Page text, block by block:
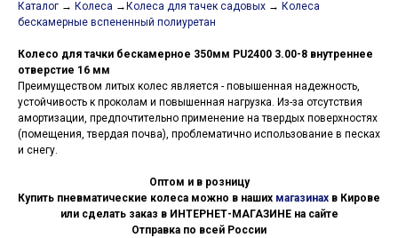
Каталог → Колеса → Колеса для тачек садовых → Колеса
бескамерные вспененный полиуретан
Колесо для тачки бескамерное 350мм PU2400 3.00-8 внутреннее
отверстие 16 мм
Преимуществом литых колес является - повышенная надежность,
устойчивость к проколам и повышенная нагрузка. Из-за отсутствия
амортизации, предпочтительно применение на твердых поверхностях
(помещения, твердая почва), проблематично использование в песках
и снегу.
Оптом и в розницу
Купить пневматические колеса можно в наших магазинах в Кирове
или сделать заказ в ИНТЕРНЕТ-МАГАЗИНЕ на сайте
Отправка по всей России